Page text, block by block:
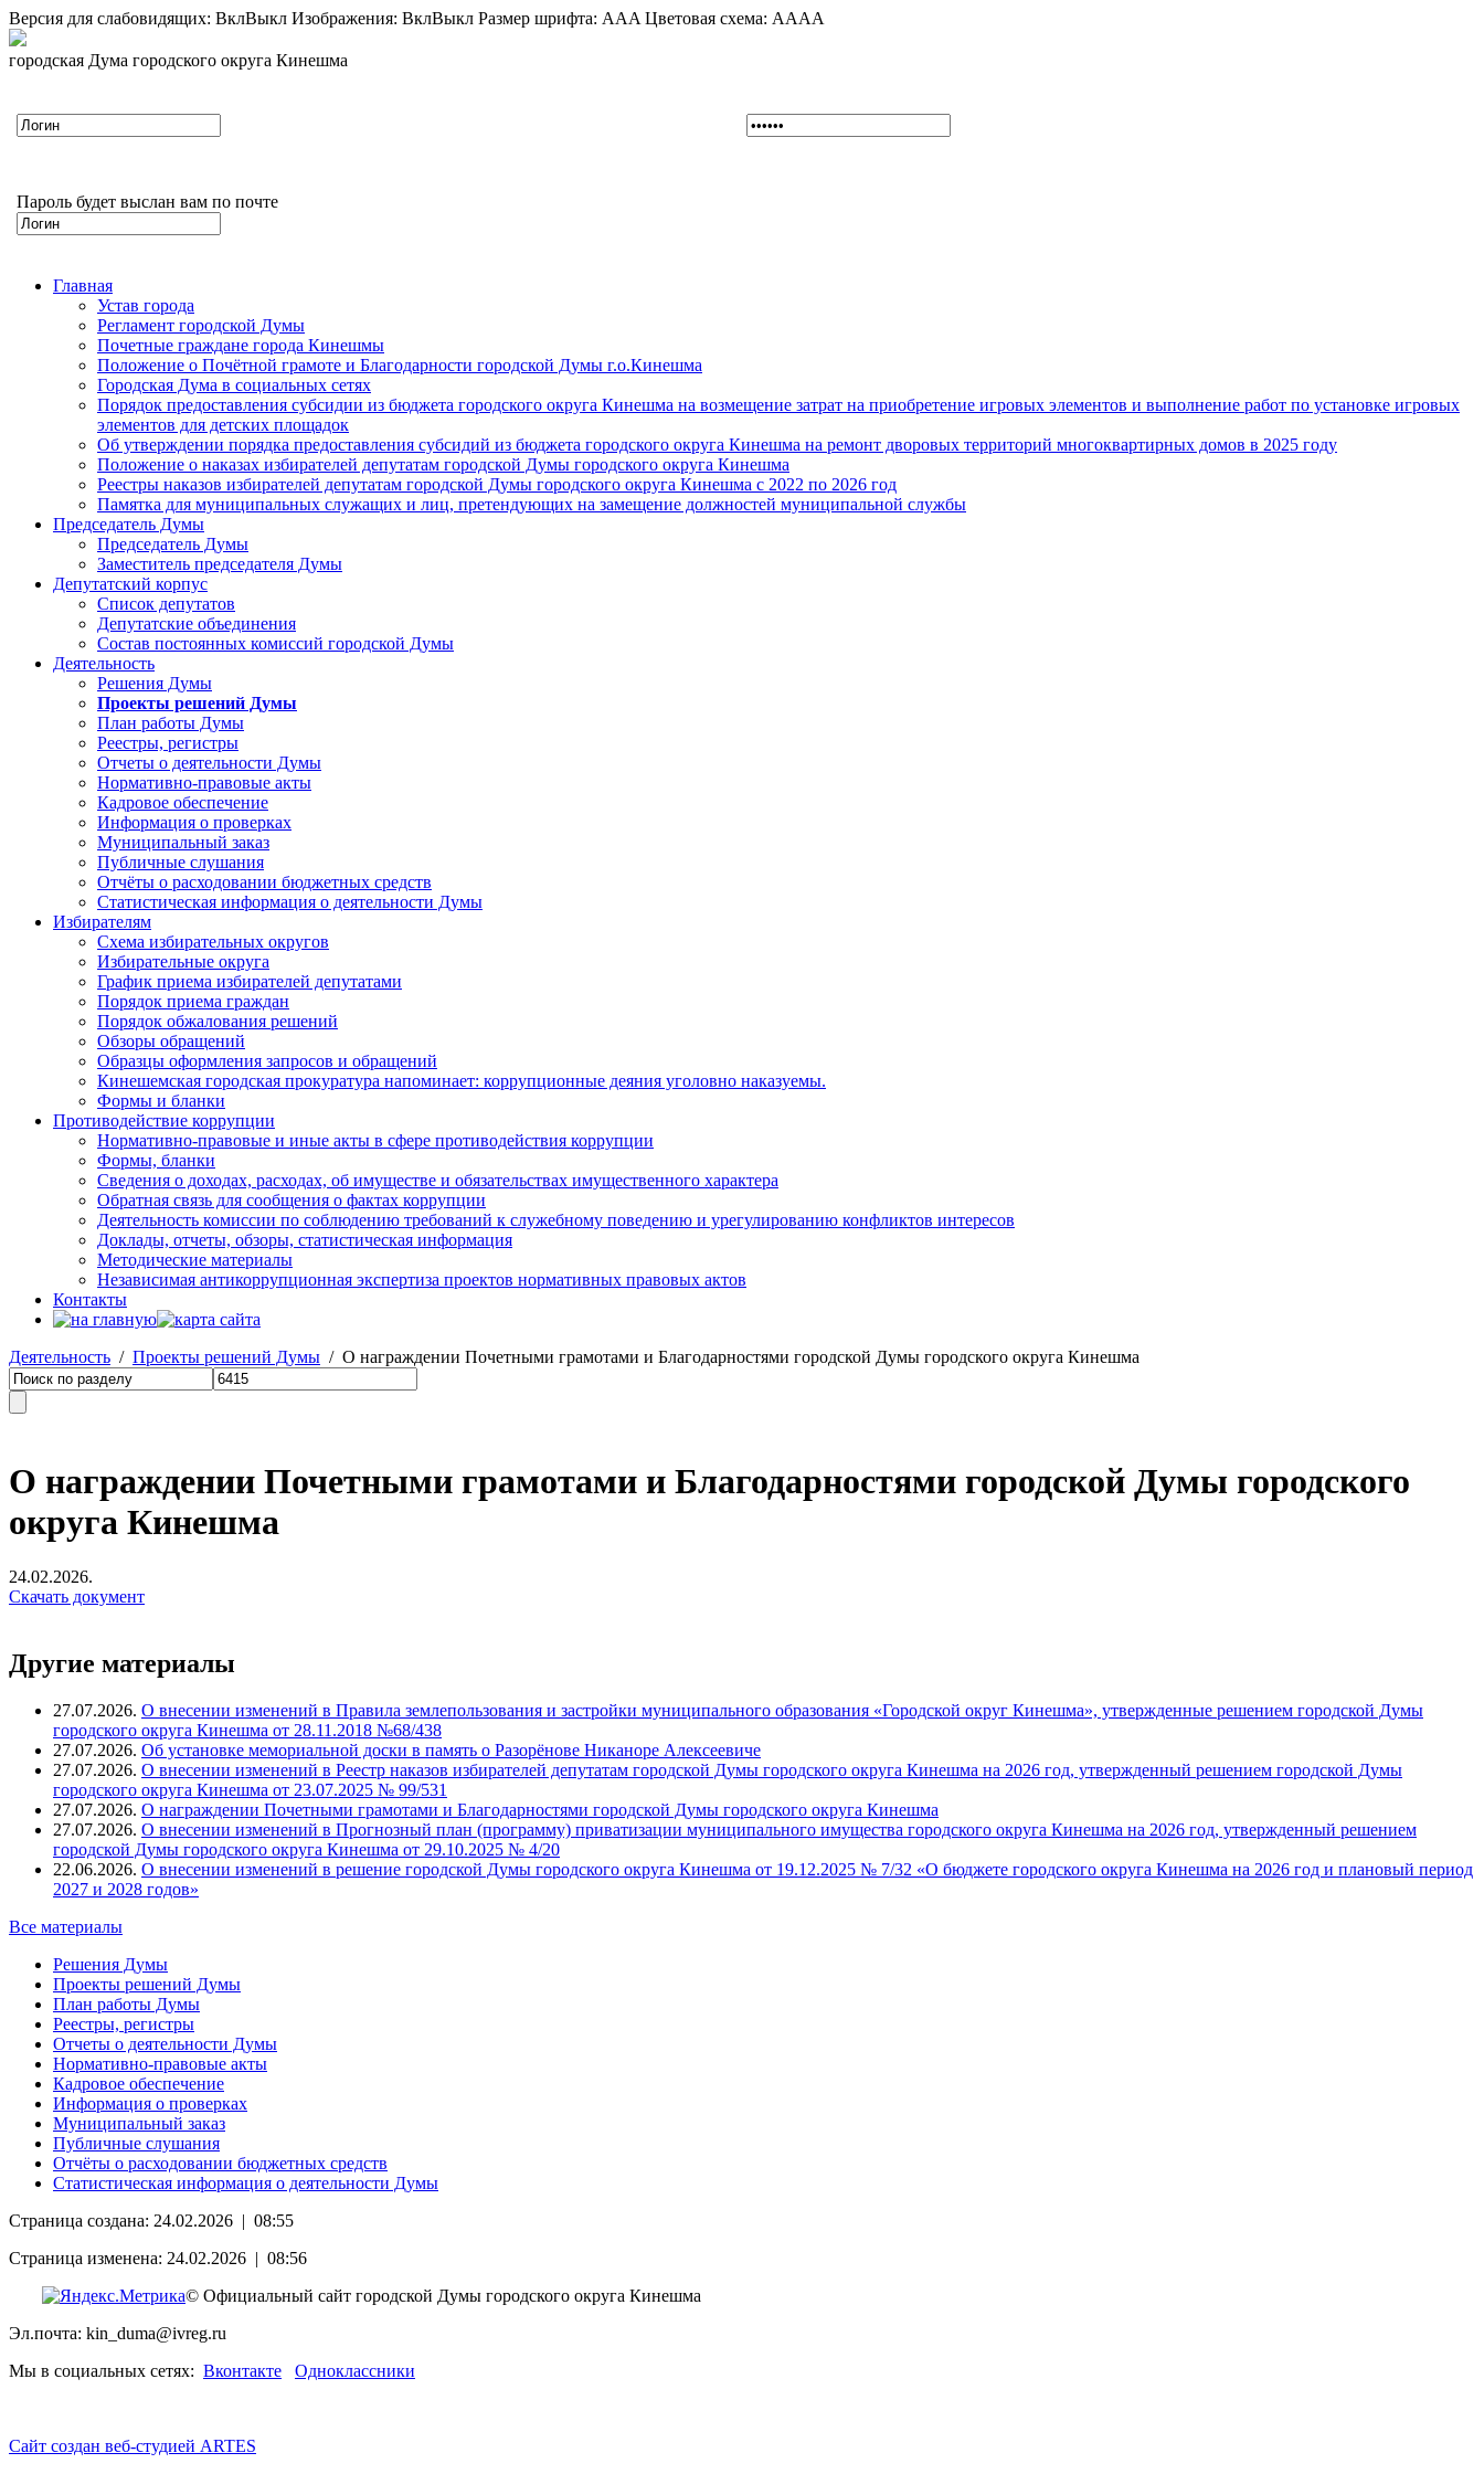
Версия для слабовидящих: ВклВыкл Изображения: ВклВыкл Размер шрифта: AAA Цветовая схема: AAAA
городская Дума городского округа Кинешма
Пароль будет выслан вам по почте
Главная
Устав города
Регламент городской Думы
Почетные граждане города Кинешмы
Положение о Почётной грамоте и Благодарности городской Думы г.о.Кинешма
Городская Дума в социальных сетях
Порядок предоставления субсидии из бюджета городского округа Кинешма на возмещение затрат на приобретение игровых элементов и выполнение работ по установке игровых
элементов для детских площадок
Об утверждении порядка предоставления субсидий из бюджета городского округа Кинешма на ремонт дворовых территорий многоквартирных домов в 2025 году
Положение о наказах избирателей депутатам городской Думы городского округа Кинешма
Реестры наказов избирателей депутатам городской Думы городского округа Кинешма с 2022 по 2026 год
Памятка для муниципальных служащих и лиц, претендующих на замещение должностей муниципальной службы
Председатель Думы
Председатель Думы
Заместитель председателя Думы
Депутатский корпус
Список депутатов
Депутатские объединения
Состав постоянных комиссий городской Думы
Деятельность
Решения Думы
Проекты решений Думы
План работы Думы
Реестры, регистры
Отчеты о деятельности Думы
Нормативно-правовые акты
Кадровое обеспечение
Информация о проверках
Муниципальный заказ
Публичные слушания
Отчёты о расходовании бюджетных средств
Статистическая информация о деятельности Думы
Избирателям
Схема избирательных округов
Избирательные округа
График приема избирателей депутатами
Порядок приема граждан
Порядок обжалования решений
Обзоры обращений
Образцы оформления запросов и обращений
Кинешемская городская прокуратура напоминает: коррупционные деяния уголовно наказуемы.
Формы и бланки
Противодействие коррупции
Нормативно-правовые и иные акты в сфере противодействия коррупции
Формы, бланки
Сведения о доходах, расходах, об имуществе и обязательствах имущественного характера
Обратная связь для сообщения о фактах коррупции
Деятельность комиссии по соблюдению требований к служебному поведению и урегулированию конфликтов интересов
Доклады, отчеты, обзоры, статистическая информация
Методические материалы
Независимая антикоррупционная экспертиза проектов нормативных правовых актов
Контакты
Деятельность / Проекты решений Думы / О награждении Почетными грамотами и Благодарностями городской Думы городского округа Кинешма
О награждении Почетными грамотами и Благодарностями городской Думы городского
округа Кинешма
24.02.2026.
Скачать документ
Другие материалы
27.07.2026. О внесении изменений в Правила землепользования и застройки муниципального образования «Городской округ Кинешма», утвержденные решением городской Думы
городского округа Кинешма от 28.11.2018 №68/438
27.07.2026. Об установке мемориальной доски в память о Разорёнове Никаноре Алексеевиче
27.07.2026. О внесении изменений в Реестр наказов избирателей депутатам городской Думы городского округа Кинешма на 2026 год, утвержденный решением городской Думы
городского округа Кинешма от 23.07.2025 № 99/531
27.07.2026. О награждении Почетными грамотами и Благодарностями городской Думы городского округа Кинешма
27.07.2026. О внесении изменений в Прогнозный план (программу) приватизации муниципального имущества городского округа Кинешма на 2026 год, утвержденный решением
городской Думы городского округа Кинешма от 29.10.2025 № 4/20
22.06.2026. О внесении изменений в решение городской Думы городского округа Кинешма от 19.12.2025 № 7/32 «О бюджете городского округа Кинешма на 2026 год и плановый период
2027 и 2028 годов»
Все материалы
Решения Думы
Проекты решений Думы
План работы Думы
Реестры, регистры
Отчеты о деятельности Думы
Нормативно-правовые акты
Кадровое обеспечение
Информация о проверках
Муниципальный заказ
Публичные слушания
Отчёты о расходовании бюджетных средств
Статистическая информация о деятельности Думы
Страница создана: 24.02.2026 | 08:55
Страница изменена: 24.02.2026 | 08:56
© Официальный сайт городской Думы городского округа Кинешма
Эл.почта: kin_duma@ivreg.ru
Мы в социальных сетях: Вконтакте Одноклассники
Сайт создан веб-студией ARTES